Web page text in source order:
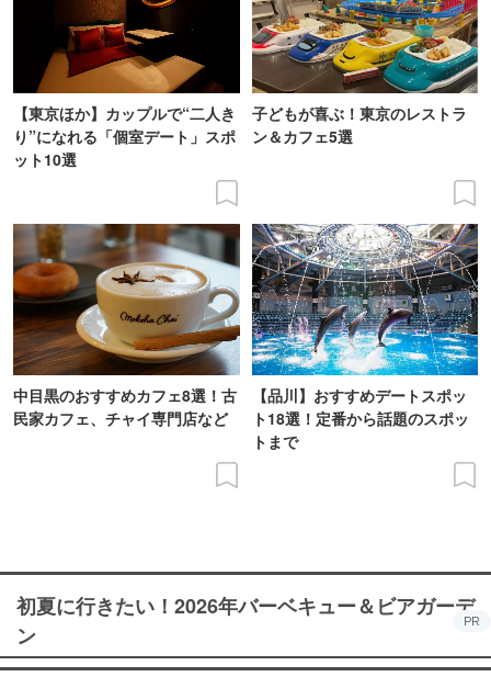
【東京ほか】カップルで“二人き
り”になれる「個室デート」スポ
ット10選
子どもが喜ぶ！東京のレストラ
ン＆カフェ5選
中目黒のおすすめカフェ8選！古
民家カフェ、チャイ専門店など
【品川】おすすめデートスポッ
ト18選！定番から話題のスポッ
トまで
初夏に行きたい！2026年バーベキュー＆ビアガーデ
ン
PR